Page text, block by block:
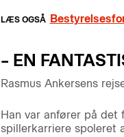
– EN
Rasmus Ankersens
Han var anfører på det
spillerkarriere spoleret